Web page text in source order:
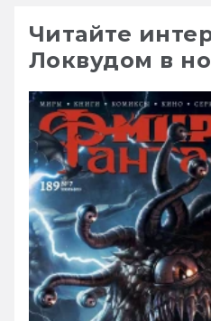
Читайте
Локвудом в